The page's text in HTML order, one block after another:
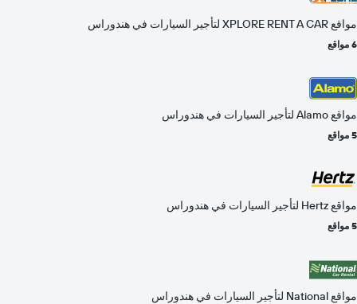
مواقع XPLORE RENT A CAR لتأجير السيارات في هندوراس
6 مواقع
مواقع Alamo لتأجير السيارات في هندوراس
5 مواقع
مواقع Hertz لتأجير السيارات في هندوراس
5 مواقع
مواقع National لتأجير السيارات في هندوراس